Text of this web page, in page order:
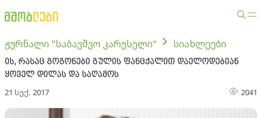
ჟურნალი "საბავშვო კარუსელი" სიახლეები
ის, რასაც გოგონები გულის ფანცქალით დაელოდებიან
ყოველ დილას და საღამოს
21 სექ. 2017 2041